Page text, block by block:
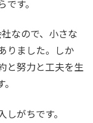
す。
なので、小さな
りました。しか
と努力と工夫を生
がちです。